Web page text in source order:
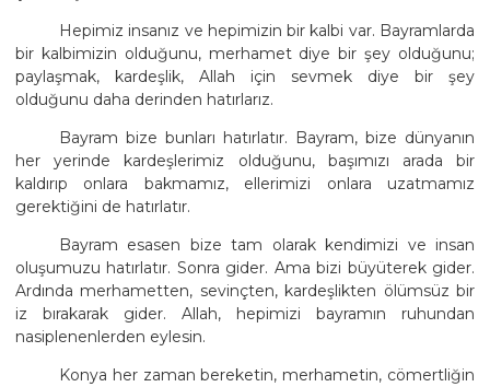
Hepimiz insanız ve hepimizin bir kalbi var. Bayramlarda
bir kalbimizin olduğunu, merhamet diye bir şey olduğunu;
paylaşmak, kardeşlik, Allah için sevmek diye bir şey
olduğunu daha derinden hatırlarız.
Bayram bize bunları hatırlatır. Bayram, bize dünyanın
her yerinde kardeşlerimiz olduğunu, başımızı arada bir
kaldırıp onlara bakmamız, ellerimizi onlara uzatmamız
gerektiğini de hatırlatır.
Bayram esasen bize tam olarak kendimizi ve insan
oluşumuzu hatırlatır. Sonra gider. Ama bizi büyüterek gider.
Ardında merhametten, sevinçten, kardeşlikten ölümsüz bir
iz bırakarak gider. Allah, hepimizi bayramın ruhundan
nasiplenenlerden eylesin.
Konya her zaman bereketin, merhametin, cömertliğin